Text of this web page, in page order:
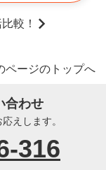
較！
ページのトップへ
合わせ
えします。
316